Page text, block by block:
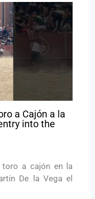
a Cajón a la
into the
toro a cajón en la
De la Vega el